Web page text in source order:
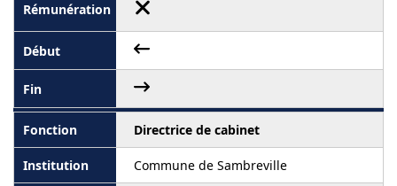
Directrice de cabinet
Commune de Sambreville